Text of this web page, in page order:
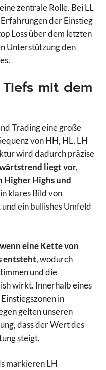
zentrale Rolle. Bei LL
der Einstieg
Loss über dem letzten
Unterstützung den
mit dem
Trading eine große
von HH, HL, LH
wird dadurch präzise
liegt vor,
Higher Highs und
klares Bild von
ein bullishes Umfeld
eine Kette von
entsteht, wodurch
und die
wirkt. Innerhalb eines
in
gelten unseren
dass der Wert des
steigt.
markieren LH